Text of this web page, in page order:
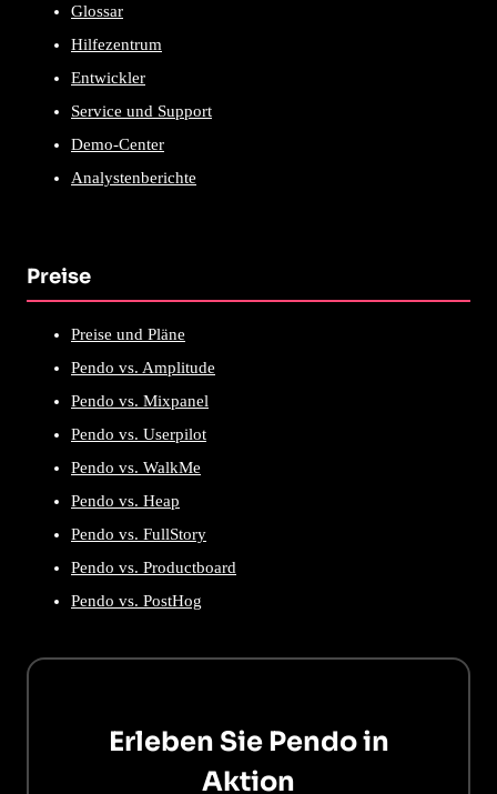
Glossar
Hilfezentrum
Entwickler
Service und Support
Demo-Center
Analystenberichte
Preise
Preise und Pläne
Pendo vs. Amplitude
Pendo vs. Mixpanel
Pendo vs. Userpilot
Pendo vs. WalkMe
Pendo vs. Heap
Pendo vs. FullStory
Pendo vs. Productboard
Pendo vs. PostHog
Erleben Sie Pendo in
Aktion